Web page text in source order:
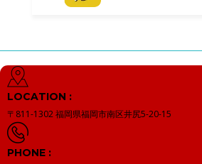
LOCATION :
〒811-1302福岡県福岡市南区井尻5-20-15
PHONE :